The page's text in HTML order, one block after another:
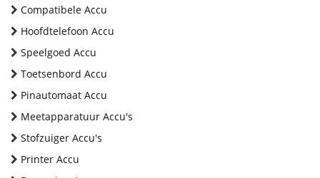
Compatibele Accu
Hoofdtelefoon Accu
Speelgoed Accu
Toetsenbord Accu
Pinautomaat Accu
Meetapparatuur Accu's
Stofzuiger Accu's
Printer Accu